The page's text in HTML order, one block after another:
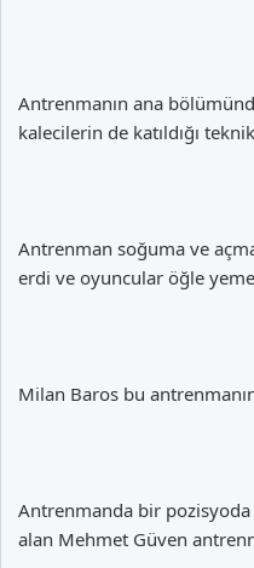
Antrenmanın ana
kalecilerin de katıldığı
Antrenman soğuma ve
erdi ve oyuncular öğle
Milan Baros bu
Antrenmanda bir pozisyoda
alan Mehmet Güven